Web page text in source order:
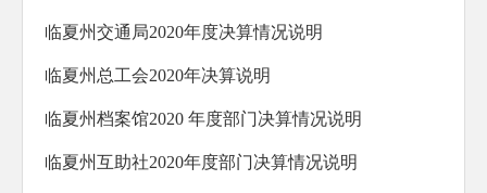
临夏州交通局2020年度决算情况说明
临夏州总工会2020年决算说明
临夏州档案馆2020 年度部门决算情况说明
临夏州互助社2020年度部门决算情况说明